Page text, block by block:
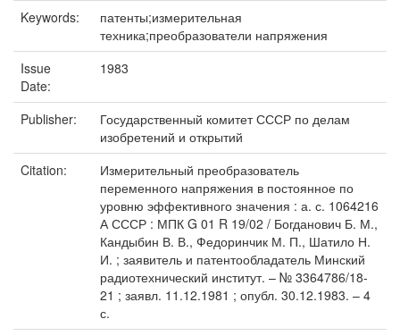
Keywords:
патенты;измерительная
техника;преобразователи напряжения
Issue
Date:
1983
Publisher:
Государственный комитет СССР по делам
изобретений и открытий
Citation:
Измерительный преобразователь
переменного напряжения в постоянное по
уровню эффективного значения : а. с. 1064216
А СССР : МПК G 01 R 19/02 / Богданович Б. М.,
Кандыбин В. В., Федоринчик М. П., Шатило Н.
И. ; заявитель и патентообладатель Минский
радиотехнический институт. – № 3364786/18-
21 ; заявл. 11.12.1981 ; опубл. 30.12.1983. – 4
с.